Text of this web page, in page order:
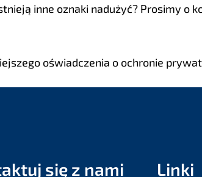
inne oznaki nadużyć? Prosimy o
oświadczenia o ochronie
się z nami Linki